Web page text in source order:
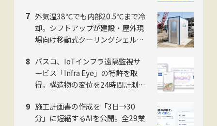
外気温38℃でも内部20.5℃まで冷
却。シフトアップが建設・屋外現
場向け移動式クーリングシェルタ
ルを提供開始
パスコ、IoTインフラ遠隔監視サ
ービス「Infra Eye」の特許を取
得。構造物の変位を24時間計測
消
施工計画書の作成を「3日→30
分」に短縮するAIを公開。全29業